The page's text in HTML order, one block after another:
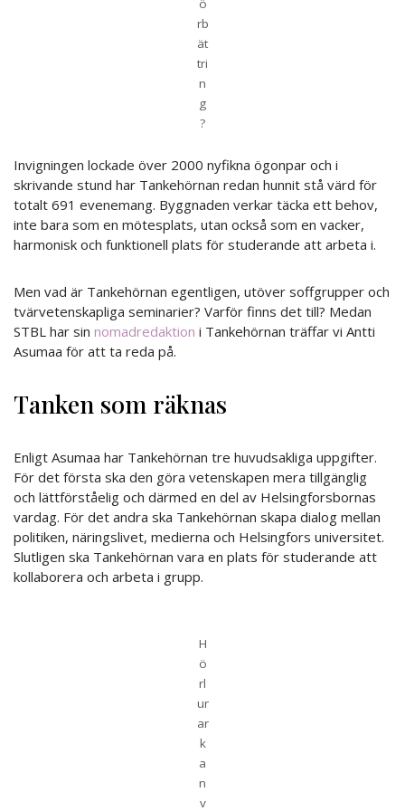
ö
rb
ät
tri
n
g
?
Invigningen lockade över 2000 nyfikna ögonpar och i
skrivande stund har Tankehörnan redan hunnit stå värd för
totalt 691 evenemang. Byggnaden verkar täcka ett behov,
inte bara som en mötesplats, utan också som en vacker,
harmonisk och funktionell plats för studerande att arbeta i.
Men vad är Tankehörnan egentligen, utöver soffgrupper och
tvärvetenskapliga seminarier? Varför finns det till? Medan
STBL har sin nomadredaktion i Tankehörnan träffar vi Antti
Asumaa för att ta reda på.
Tanken som räknas
Enligt Asumaa har Tankehörnan tre huvudsakliga uppgifter.
För det första ska den göra vetenskapen mera tillgänglig
och lättförståelig och därmed en del av Helsingforsbornas
vardag. För det andra ska Tankehörnan skapa dialog mellan
politiken, näringslivet, medierna och Helsingfors universitet.
Slutligen ska Tankehörnan vara en plats för studerande att
kollaborera och arbeta i grupp.
H
ö
rl
ur
ar
k
a
n
v